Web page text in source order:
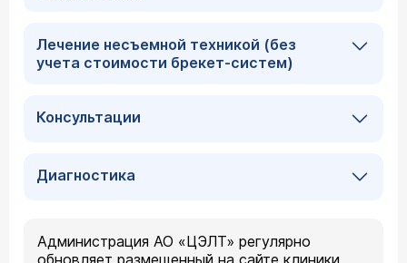
Лечение несъемной техникой (без
учета стоимости брекет-систем)
Консультации
Диагностика
Администрация АО «ЦЭЛТ» регулярно
обновляет размещенный на сайте клиники